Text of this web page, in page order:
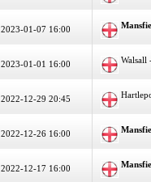
2023-01-07 16:00
2023-01-01 16:00
2022-12-29 20:45
2022-12-26 16:00
2022-12-17 16:00